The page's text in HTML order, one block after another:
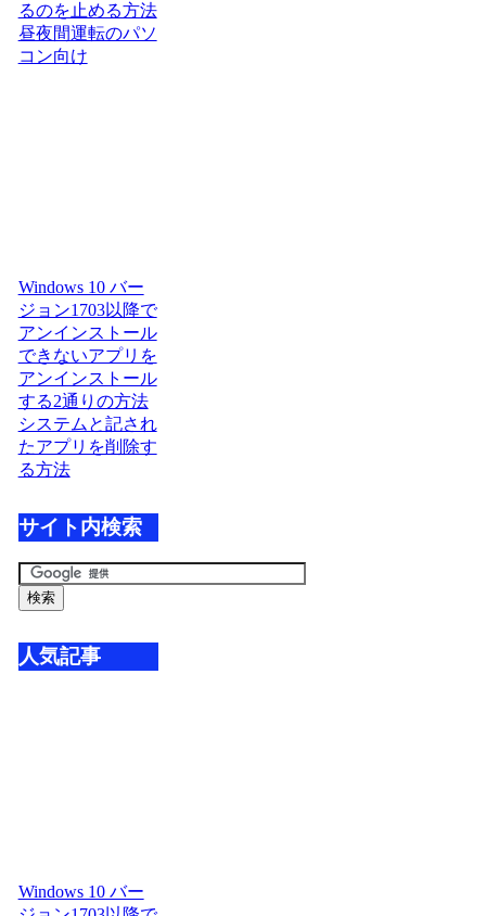
るのを止める方法
昼夜間運転のパソ
コン向け
Windows 10 バー
ジョン1703以降で
アンインストール
できないアプリを
アンインストール
する2通りの方法
システムと記され
たアプリを削除す
る方法
サイト内検索
人気記事
Windows 10 バー